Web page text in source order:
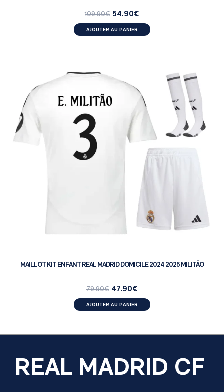
109.90€ 54.90€
AJOUTER AU PANIER
MAILLOT KIT ENFANT REAL MADRID DOMICILE 2024 2025 MILITÃO
79.90€ 47.90€
AJOUTER AU PANIER
REAL MADRID CF